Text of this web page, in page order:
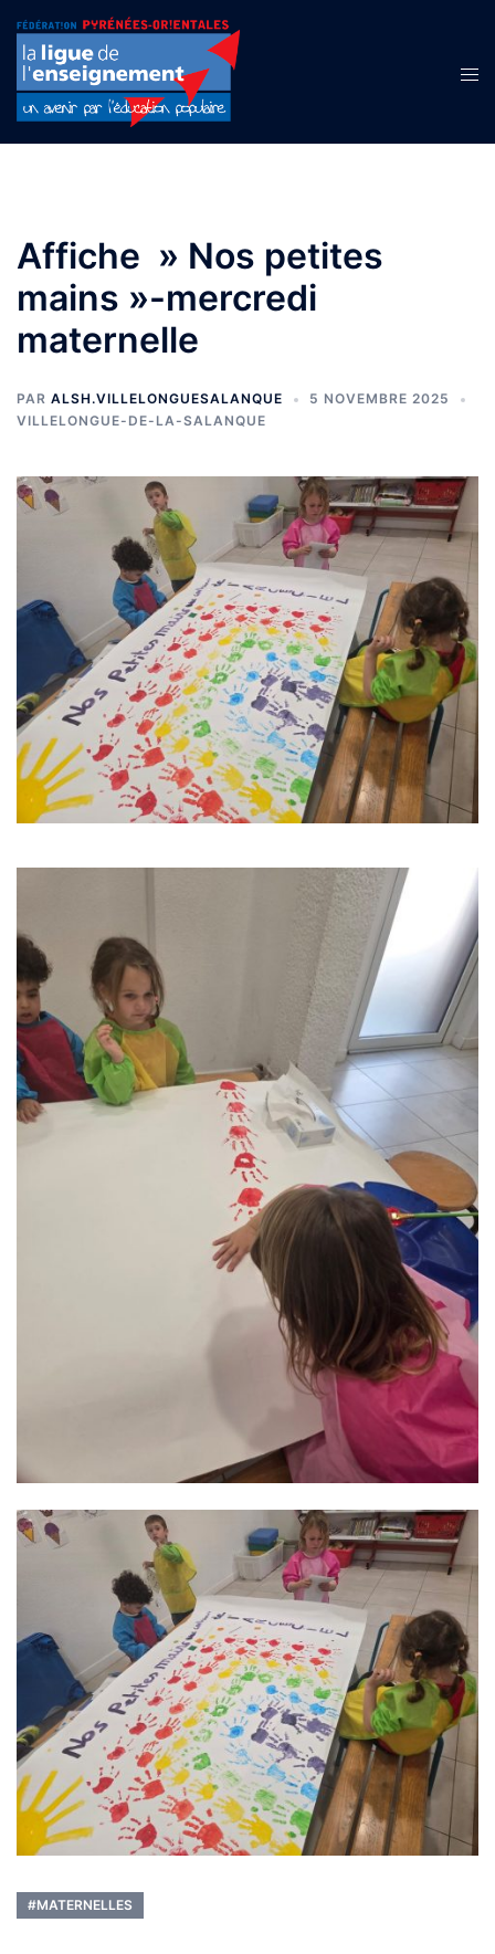
contenu
Affiche » Nos petites
mains »-mercredi
maternelle
PAR ALSH.VILLELONGUESALANQUE
5 NOVEMBRE 2025
VILLELONGUE-DE-LA-SALANQUE
#MATERNELLES